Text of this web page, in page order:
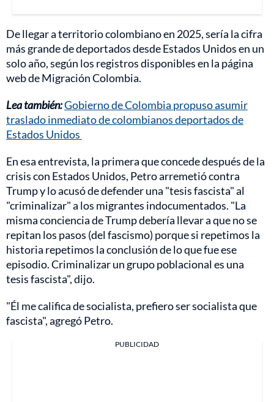
De llegar a territorio colombiano en 2025, sería la cifra
más grande de deportados desde Estados Unidos en un
solo año, según los registros disponibles en la página
web de Migración Colombia.
Lea también:Gobierno de Colombia propuso asumir
traslado inmediato de colombianos deportados de
Estados Unidos
En esa entrevista, la primera que concede después de la
crisis con Estados Unidos, Petro arremetió contra
Trump y lo acusó de defender una "tesis fascista" al
"criminalizar" a los migrantes indocumentados. "La
misma conciencia de Trump debería llevar a que no se
repitan los pasos (del fascismo) porque si repetimos la
historia repetimos la conclusión de lo que fue ese
episodio. Criminalizar un grupo poblacional es una
tesis fascista", dijo.
"Él me califica de socialista, prefiero ser socialista que
fascista", agregó Petro.
PUBLICIDAD